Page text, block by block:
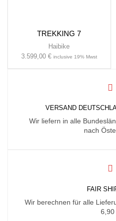
TREKKING 7
Haibike
3.599,00 € inclusive 19% Mwst
VERSAND
Wir liefern in alle
nach
FAIR
Wir berechnen für alle
6,90